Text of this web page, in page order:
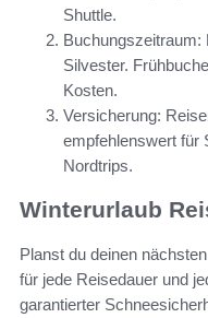
Shuttle.
Buchungszeitraum:
Silvester.
Kosten.
Versicherung:
empfehlenswert für
Nordtrips.
Winterurlaub
Planst du deinen
für jede Reisedauer und
garantierter